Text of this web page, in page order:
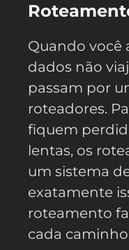
Quando você
dados não
passam por
roteadores.
fiquem
lentas, os
um sistema
exatamente
roteamento
cada